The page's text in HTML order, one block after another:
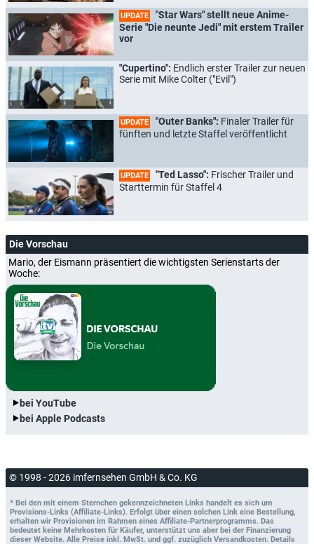
UPDATE
"Star Wars" stellt neue Anime-
Serie "Die neunte Jedi" mit erstem Trailer
vor
"Cupertino": Endlich erster Trailer zur neuen
Serie mit Mike Colter ("Evil")
UPDATE "Outer Banks": Finaler Trailer für
fünften und letzte Staffel veröffentlicht
UPDATE "Ted Lasso": Frischer Trailer und
Starttermin für Staffel 4
Die Vorschau
Mario, der Eismann präsentiert die wichtigsten Serienstarts der
Woche:
bei YouTube
bei Apple Podcasts
© 1998 - 2026 imfernsehen GmbH & Co. KG
* Bei den mit einem Sternchen gekennzeichneten Links handelt es sich um
Provisions-Links (Affiliate-Links). Erfolgt über einen solchen Link eine Bestellung,
erhalten wir Provisionen im Rahmen eines Affiliate-Partnerprogramms. Das
bedeutet keine Mehrkosten für Käufer, unterstützt uns aber bei der Finanzierung
dieser Website. Alle Preise inkl. MwSt. und ggf. zuzüglich Versandkosten. Details